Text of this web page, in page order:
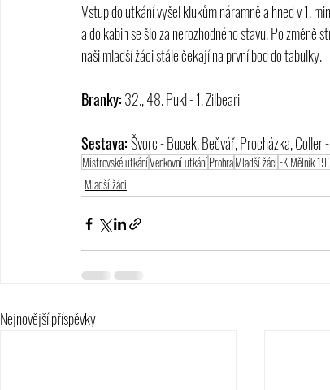
Vstup do utkání vyšel klukům náramně a hned v 1.
a do kabin se šlo za nerozhodného stavu. Po změně
naši mladší žáci stále čekají na první bod do tabulky.
Branky: 32., 48. Pukl - 1. Zilbeari
Sestava: Švorc - Bucek, Bečvář, Procházka, Coller
Mistrovské utkáníVenkovní utkáníProhraMladší žáciFK Mělník
Mladší žáci
Nejnovější příspěvky